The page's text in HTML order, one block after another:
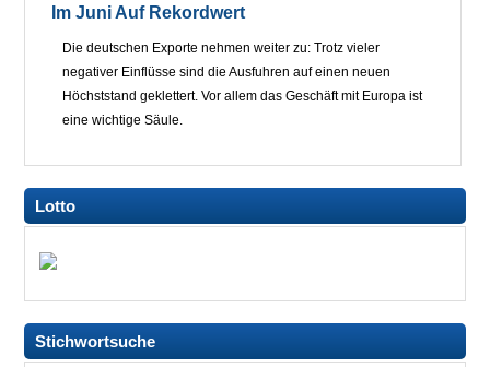
Im Juni Auf Rekordwert
Die deutschen Exporte nehmen weiter zu: Trotz vieler
negativer Einflüsse sind die Ausfuhren auf einen neuen
Höchststand geklettert. Vor allem das Geschäft mit Europa ist
eine wichtige Säule.
Lotto
Stichwortsuche